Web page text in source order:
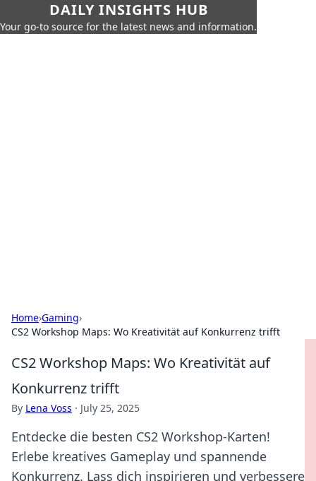
DAILY INSIGHTS HUB
Your go-to source for the latest news and information.
Home›Gaming›
CS2 Workshop Maps: Wo Kreativität auf Konkurrenz trifft
CS2 Workshop Maps: Wo Kreativität auf
Konkurrenz trifft
By Lena Voss · July 25, 2025
Entdecke die besten CS2 Workshop-Karten!
Erlebe kreatives Gameplay und spannende
Konkurrenz. Lass dich inspirieren und verbessere